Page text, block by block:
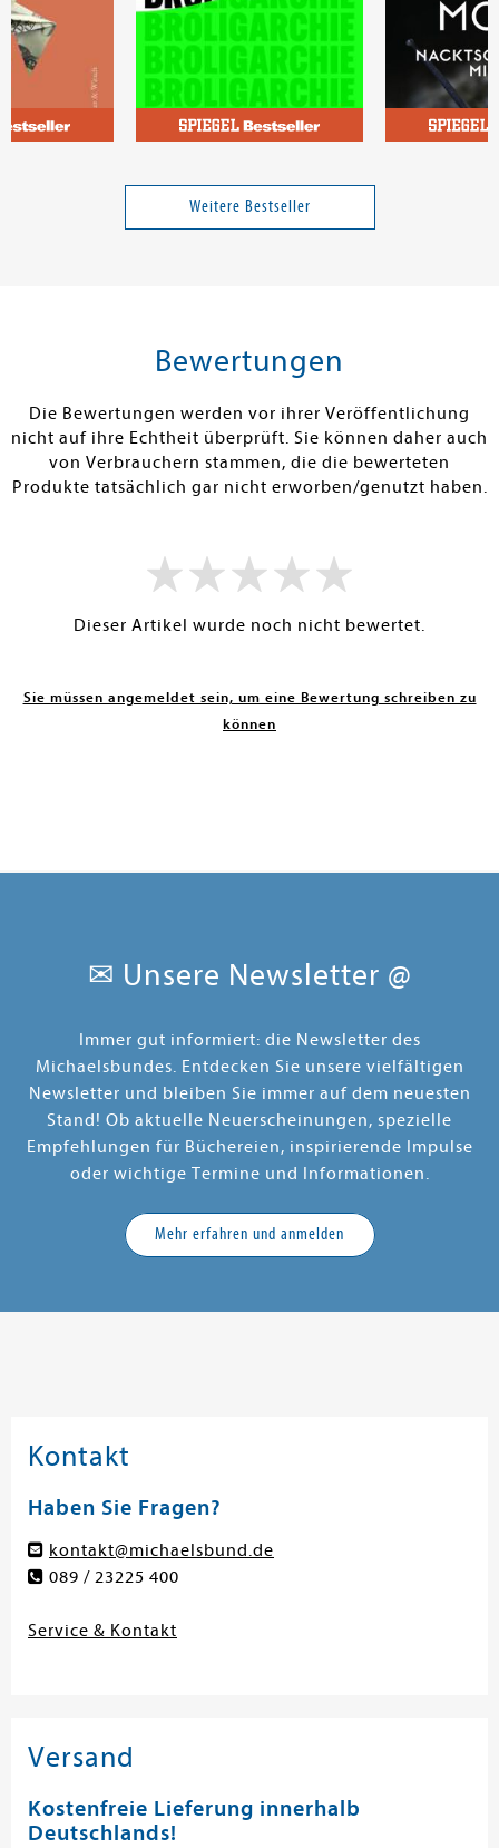
Broligarchie
Warenkorb
Weitere Bestseller
Bewertungen
Die Bewertungen werden vor ihrer Veröffentlichung
nicht auf ihre Echtheit überprüft. Sie können daher auch
von Verbrauchern stammen, die die bewerteten
Produkte tatsächlich gar nicht erworben/genutzt haben.
Dieser Artikel wurde noch nicht bewertet.
Sie müssen angemeldet sein, um eine Bewertung schreiben zu
können
✉ Unsere Newsletter @
Immer gut informiert: die Newsletter des
Michaelsbundes. Entdecken Sie unsere vielfältigen
Newsletter und bleiben Sie immer auf dem neuesten
Stand! Ob aktuelle Neuerscheinungen, spezielle
Empfehlungen für Büchereien, inspirierende Impulse
oder wichtige Termine und Informationen.
Mehr erfahren und anmelden
Kontakt
Haben Sie Fragen?
kontakt@michaelsbund.de
089 / 23225 400
Service & Kontakt
Versand
Kostenfreie Lieferung innerhalb
Deutschlands!